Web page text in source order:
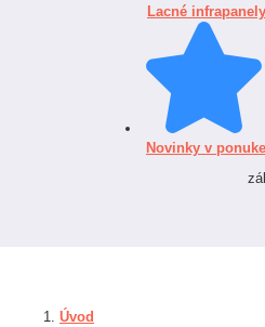
Lacné infrapanely
Novinky v ponuke
Úvod